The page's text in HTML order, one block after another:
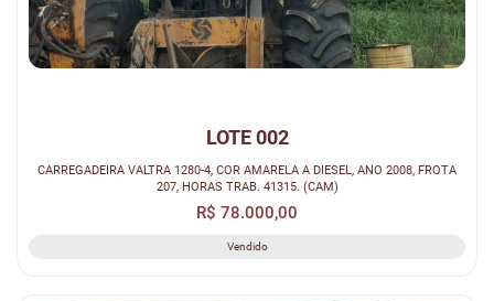
LOTE 002
CARREGADEIRA VALTRA 1280-4, COR AMARELA A DIESEL, ANO 2008, FROTA
207, HORAS TRAB. 41315. (CAM)
R$ 78.000,00
Vendido